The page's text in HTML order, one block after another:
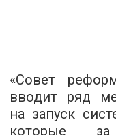
«Совет
вводит ряд
на запуск
которые